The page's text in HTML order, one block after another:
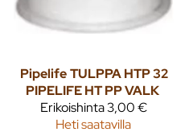
PipelifeTULPPA HTP 32
PIPELIFE HT PP VALK
Erikoishinta3,00 €
Heti saatavilla